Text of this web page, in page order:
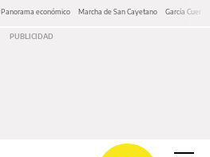
Panorama económico Marcha de San Cayetano García Cuerva